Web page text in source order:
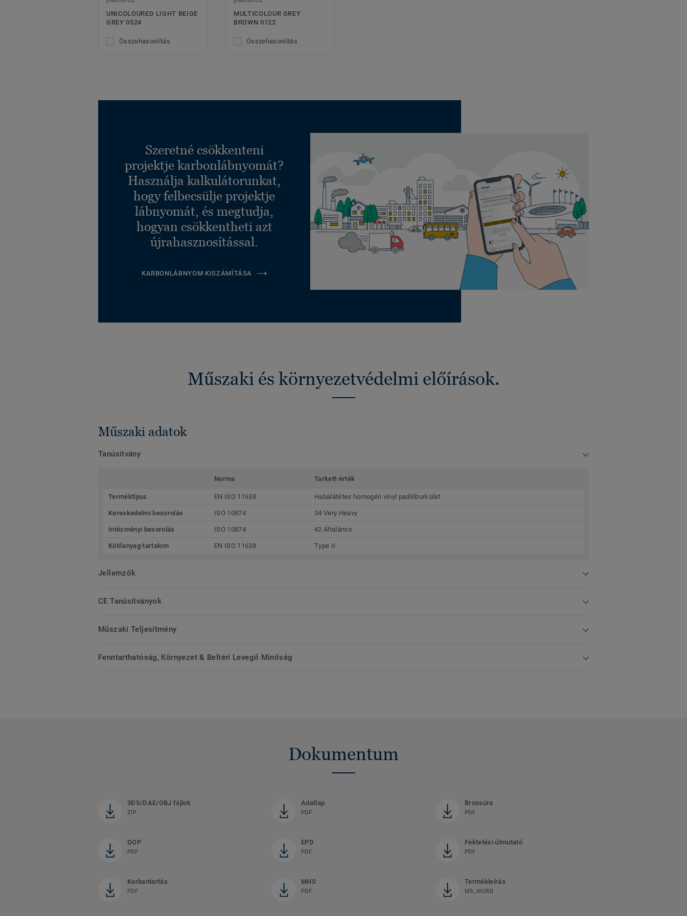
UNICOLOURED LIGHT BEIGE
GREY 0524
Összehasonlítás
MULTICOLOUR GREY
BROWN 0122
Összehasonlítás
Szeretné csökkenteni
projektje karbonlábnyomát?
Használja kalkulátorunkat,
hogy felbecsülje projektje
lábnyomát, és megtudja,
hogyan csökkentheti azt
újrahasznosítással.
KARBONLÁBNYOM KISZÁMÍTÁSA
Műszaki és környezetvédelmi előírások.
Műszaki adatok
Tanúsítvány
Norma Tarkett-érték
Terméktípus EN ISO 11638 Habalátétes homogén vinyl padlóburkolat
Kereskedelmi besorolás ISO 10874 34 Very Heavy
Intézményi besorolás ISO 10874 42 Általános
Kötőanyag-tartalom EN ISO 11638 Type II
Jellemzők
CE Tanúsítványok
Műszaki Teljesítmény
Fenntarthatóság, Környezet & Beltéri Levegő Minőség
Dokumentum
3DS/DAE/OBJ fájlok
ZIP
Adatlap
PDF
Brossúra
PDF
DOP
PDF
EPD
PDF
Fektetési útmutató
PDF
Karbantartás
PDF
MHS
PDF
Termékleírás
MS_WORD